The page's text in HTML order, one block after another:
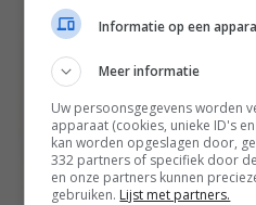
Informatie op een
Meer informatie
Uw persoonsgegevens worden
apparaat (cookies, unieke ID's
kan worden opgeslagen door,
332 partners of specifiek door
en onze partners kunnen
gebruiken. Lijst met partners.